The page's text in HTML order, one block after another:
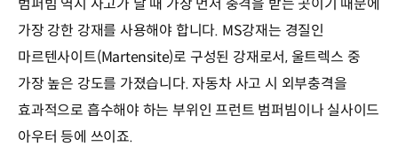
범퍼빔 역시 사고가 날 때 가장 먼저 충격을 받는 곳이기 때문에
가장 강한 강재를 사용해야 합니다. MS강재는 경질인
마르텐사이트(Martensite)로 구성된 강재로서, 울트렉스 중
가장 높은 강도를 가졌습니다. 자동차 사고 시 외부충격을
효과적으로 흡수해야 하는 부위인 프런트 범퍼빔이나 실사이드
아우터 등에 쓰이죠.